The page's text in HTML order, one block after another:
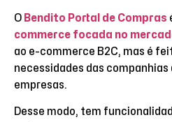
O Bendito Portal de Compras
commerce focada no
ao e-commerce B2C, mas é
necessidades das
empresas.
Desse modo, tem